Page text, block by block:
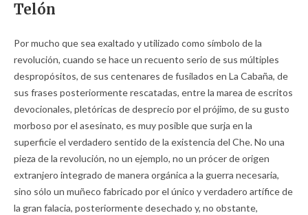
Telón
Por mucho que sea exaltado y utilizado como símbolo de la
revolución, cuando se hace un recuento serio de sus múltiples
despropósitos, de sus centenares de fusilados en La Cabaña, de
sus frases posteriormente rescatadas, entre la marea de escritos
devocionales, pletóricas de desprecio por el prójimo, de su gusto
morboso por el asesinato, es muy posible que surja en la
superficie el verdadero sentido de la existencia del Che. No una
pieza de la revolución, no un ejemplo, no un prócer de origen
extranjero integrado de manera orgánica a la guerra necesaria,
sino sólo un muñeco fabricado por el único y verdadero artífice de
la gran falacia, posteriormente desechado y, no obstante,